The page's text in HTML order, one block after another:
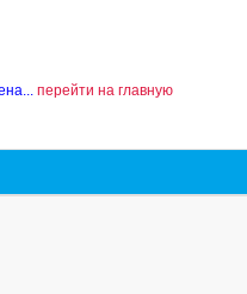
перейти на главную